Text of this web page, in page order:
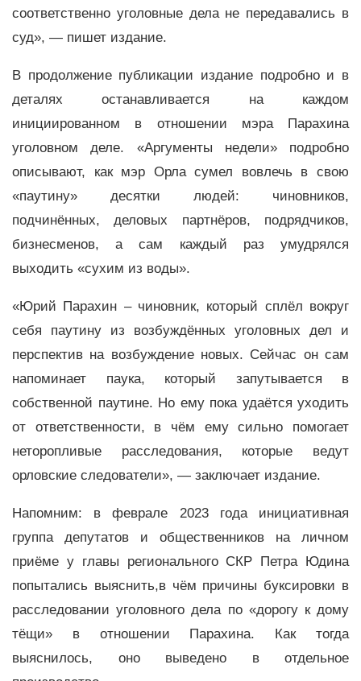
соответственно уголовные дела не передавались в
суд», — пишет издание.
В продолжение публикации издание подробно и в
деталях останавливается на каждом
инициированном в отношении мэра Парахина
уголовном деле. «Аргументы недели» подробно
описывают, как мэр Орла сумел вовлечь в свою
«паутину» десятки людей: чиновников,
подчинённых, деловых партнёров, подрядчиков,
бизнесменов, а сам каждый раз умудрялся
выходить «сухим из воды».
«Юрий Парахин – чиновник, который сплёл вокруг
себя паутину из возбуждённых уголовных дел и
перспектив на возбуждение новых. Сейчас он сам
напоминает паука, который запутывается в
собственной паутине. Но ему пока удаётся уходить
от ответственности, в чём ему сильно помогает
неторопливые расследования, которые ведут
орловские следователи», — заключает издание.
Напомним: в феврале 2023 года инициативная
группа депутатов и общественников на личном
приёме у главы регионального СКР Петра Юдина
попытались выяснить,в чём причины буксировки в
расследовании уголовного дела по «дорогу к дому
тёщи» в отношении Парахина. Как тогда
выяснилось, оно выведено в отдельное